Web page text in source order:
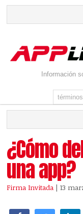
Información
¿Cómo
una app?
Firma Invitada | 13